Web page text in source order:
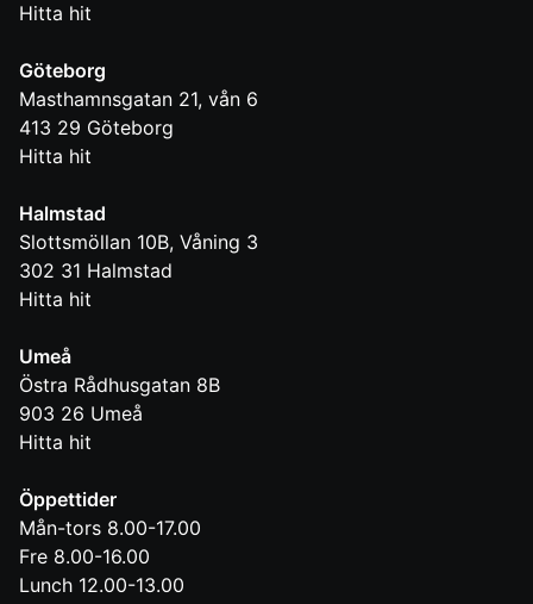
Hitta hit
Göteborg
Masthamnsgatan 21, vån 6
413 29 Göteborg
Hitta hit
Halmstad
Slottsmöllan 10B, Våning 3
302 31 Halmstad
Hitta hit
Umeå
Östra Rådhusgatan 8B
903 26 Umeå
Hitta hit
Öppettider
Mån-tors 8.00-17.00
Fre 8.00-16.00
Lunch 12.00-13.00